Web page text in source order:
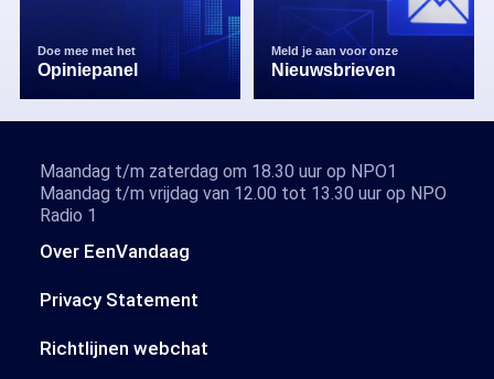
Doe mee met het
Opiniepanel
Meld je aan voor onze
Nieuwsbrieven
Over EenVandaag
Privacy Statement
Richtlijnen webchat
Maandag t/m zaterdag om 18.30 uur op NPO1
Maandag t/m vrijdag van 12.00 tot 13.30 uur op NPO
Radio 1